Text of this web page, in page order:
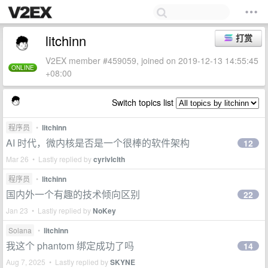
ONLINE
打赏
litchinn
V2EX member #459059, joined on 2019-12-13 14:55:45
+08:00
Switch topics list
程序员 • litchinn
AI 时代，微内核是否是一个很棒的软件架构
Mar 26 • Lastly replied bycyrivlclth
12
程序员 • litchinn
国内外一个有趣的技术倾向区别
Jan 23 • Lastly replied byNoKey
22
Solana • litchinn
我这个 phantom 绑定成功了吗
Aug 7, 2025 • Lastly replied bySKYNE
14